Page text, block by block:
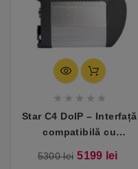
    
Star C4 DoIP – Interfață
compatibilă cu
5300 lei 5199 lei